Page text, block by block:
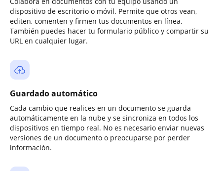
dispositivo de escritorio o móvil. Permite que otros vean,
editen, comenten y firmen tus documentos en línea.
También puedes hacer tu formulario público y compartir su
URL en cualquier lugar.
Guardado automático
Cada cambio que realices en un documento se guarda
automáticamente en la nube y se sincroniza en todos los
dispositivos en tiempo real. No es necesario enviar nuevas
versiones de un documento o preocuparse por perder
información.